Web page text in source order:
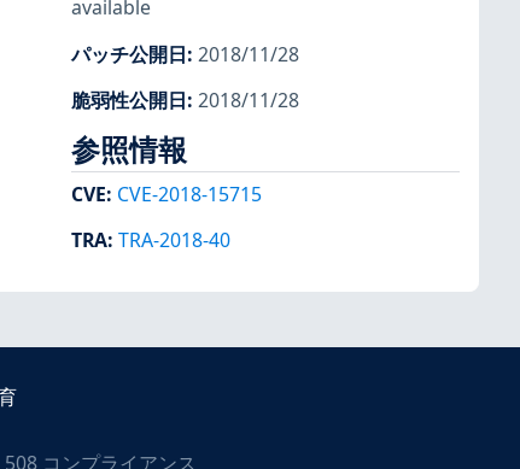
available
パッチ公開日: 2018/11/28
脆弱性公開日: 2018/11/28
参照情報
CVE: CVE-2018-15715
TRA: TRA-2018-40
508 コンプライアンス